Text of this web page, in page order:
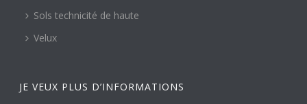
Sols technicité de haute
Velux
JE VEUX PLUS D’INFORMATIONS